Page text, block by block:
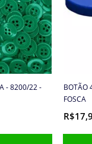
- 8200/22 -
BOTÃO
FOSCA